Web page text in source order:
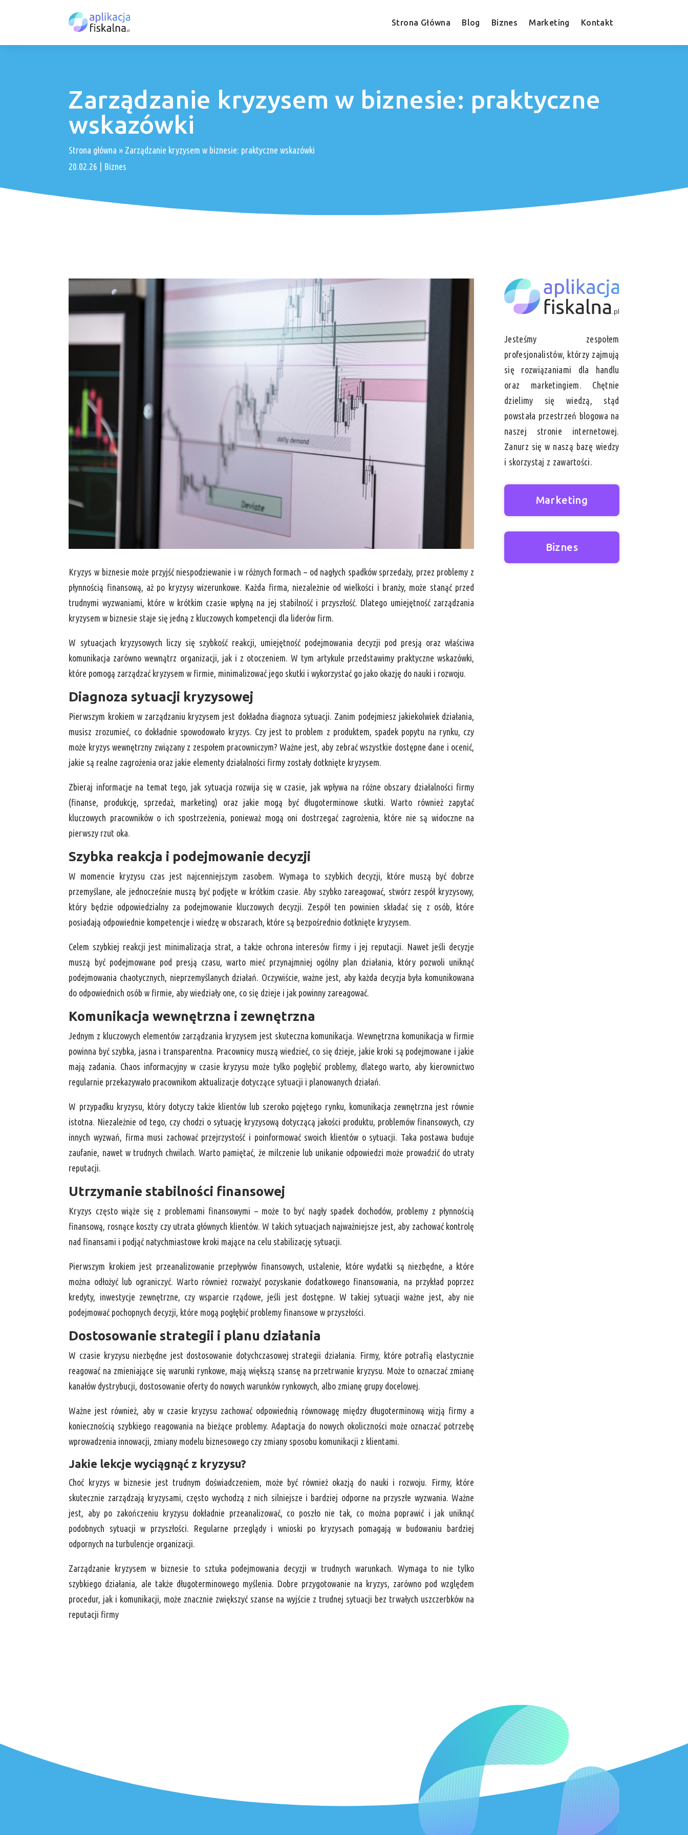
Strona Główna Blog Biznes Marketing Kontakt
Zarządzanie kryzysem w biznesie: praktyczne
wskazówki
Strona główna » Zarządzanie kryzysem w biznesie: praktyczne wskazówki
20.02.26
Biznes
Kryzys w biznesie może przyjść niespodziewanie i w różnych formach – od nagłych spadków sprzedaży, przez problemy z
płynnością finansową, aż po kryzysy wizerunkowe. Każda firma, niezależnie od wielkości i branży, może stanąć przed
trudnymi wyzwaniami, które w krótkim czasie wpłyną na jej stabilność i przyszłość. Dlatego umiejętność zarządzania
kryzysem w biznesie staje się jedną z kluczowych kompetencji dla liderów firm.
W sytuacjach kryzysowych liczy się szybkość reakcji, umiejętność podejmowania decyzji pod presją oraz właściwa
komunikacja zarówno wewnątrz organizacji, jak i z otoczeniem. W tym artykule przedstawimy praktyczne wskazówki,
które pomogą zarządzać kryzysem w firmie, minimalizować jego skutki i wykorzystać go jako okazję do nauki i rozwoju.
Diagnoza sytuacji kryzysowej
Pierwszym krokiem w zarządzaniu kryzysem jest dokładna diagnoza sytuacji. Zanim podejmiesz jakiekolwiek działania,
musisz zrozumieć, co dokładnie spowodowało kryzys. Czy jest to problem z produktem, spadek popytu na rynku, czy
może kryzys wewnętrzny związany z zespołem pracowniczym? Ważne jest, aby zebrać wszystkie dostępne dane i ocenić,
jakie są realne zagrożenia oraz jakie elementy działalności firmy zostały dotknięte kryzysem.
Zbieraj informacje na temat tego, jak sytuacja rozwija się w czasie, jak wpływa na różne obszary działalności firmy
(finanse, produkcję, sprzedaż, marketing) oraz jakie mogą być długoterminowe skutki. Warto również zapytać
kluczowych pracowników o ich spostrzeżenia, ponieważ mogą oni dostrzegać zagrożenia, które nie są widoczne na
pierwszy rzut oka.
Szybka reakcja i podejmowanie decyzji
W momencie kryzysu czas jest najcenniejszym zasobem. Wymaga to szybkich decyzji, które muszą być dobrze
przemyślane, ale jednocześnie muszą być podjęte w krótkim czasie. Aby szybko zareagować, stwórz zespół kryzysowy,
który będzie odpowiedzialny za podejmowanie kluczowych decyzji. Zespół ten powinien składać się z osób, które
posiadają odpowiednie kompetencje i wiedzę w obszarach, które są bezpośrednio dotknięte kryzysem.
Celem szybkiej reakcji jest minimalizacja strat, a także ochrona interesów firmy i jej reputacji. Nawet jeśli decyzje
muszą być podejmowane pod presją czasu, warto mieć przynajmniej ogólny plan działania, który pozwoli uniknąć
podejmowania chaotycznych, nieprzemyślanych działań. Oczywiście, ważne jest, aby każda decyzja była komunikowana
do odpowiednich osób w firmie, aby wiedziały one, co się dzieje i jak powinny zareagować.
Komunikacja wewnętrzna i zewnętrzna
Jednym z kluczowych elementów zarządzania kryzysem jest skuteczna komunikacja. Wewnętrzna komunikacja w firmie
powinna być szybka, jasna i transparentna. Pracownicy muszą wiedzieć, co się dzieje, jakie kroki są podejmowane i jakie
mają zadania. Chaos informacyjny w czasie kryzysu może tylko pogłębić problemy, dlatego warto, aby kierownictwo
regularnie przekazywało pracownikom aktualizacje dotyczące sytuacji i planowanych działań.
W przypadku kryzysu, który dotyczy także klientów lub szeroko pojętego rynku, komunikacja zewnętrzna jest równie
istotna. Niezależnie od tego, czy chodzi o sytuację kryzysową dotyczącą jakości produktu, problemów finansowych, czy
innych wyzwań, firma musi zachować przejrzystość i poinformować swoich klientów o sytuacji. Taka postawa buduje
zaufanie, nawet w trudnych chwilach. Warto pamiętać, że milczenie lub unikanie odpowiedzi może prowadzić do utraty
reputacji.
Utrzymanie stabilności finansowej
Kryzys często wiąże się z problemami finansowymi – może to być nagły spadek dochodów, problemy z płynnością
finansową, rosnące koszty czy utrata głównych klientów. W takich sytuacjach najważniejsze jest, aby zachować kontrolę
nad finansami i podjąć natychmiastowe kroki mające na celu stabilizację sytuacji.
Pierwszym krokiem jest przeanalizowanie przepływów finansowych, ustalenie, które wydatki są niezbędne, a które
można odłożyć lub ograniczyć. Warto również rozważyć pozyskanie dodatkowego finansowania, na przykład poprzez
kredyty, inwestycje zewnętrzne, czy wsparcie rządowe, jeśli jest dostępne. W takiej sytuacji ważne jest, aby nie
podejmować pochopnych decyzji, które mogą pogłębić problemy finansowe w przyszłości.
Dostosowanie strategii i planu działania
W czasie kryzysu niezbędne jest dostosowanie dotychczasowej strategii działania. Firmy, które potrafią elastycznie
reagować na zmieniające się warunki rynkowe, mają większą szansę na przetrwanie kryzysu. Może to oznaczać zmianę
kanałów dystrybucji, dostosowanie oferty do nowych warunków rynkowych, albo zmianę grupy docelowej.
Ważne jest również, aby w czasie kryzysu zachować odpowiednią równowagę między długoterminową wizją firmy a
koniecznością szybkiego reagowania na bieżące problemy. Adaptacja do nowych okoliczności może oznaczać potrzebę
wprowadzenia innowacji, zmiany modelu biznesowego czy zmiany sposobu komunikacji z klientami.
Jakie lekcje wyciągnąć z kryzysu?
Choć kryzys w biznesie jest trudnym doświadczeniem, może być również okazją do nauki i rozwoju. Firmy, które
skutecznie zarządzają kryzysami, często wychodzą z nich silniejsze i bardziej odporne na przyszłe wyzwania. Ważne
jest, aby po zakończeniu kryzysu dokładnie przeanalizować, co poszło nie tak, co można poprawić i jak uniknąć
podobnych sytuacji w przyszłości. Regularne przeglądy i wnioski po kryzysach pomagają w budowaniu bardziej
odpornych na turbulencje organizacji.
Zarządzanie kryzysem w biznesie to sztuka podejmowania decyzji w trudnych warunkach. Wymaga to nie tylko
szybkiego działania, ale także długoterminowego myślenia. Dobre przygotowanie na kryzys, zarówno pod względem
procedur, jak i komunikacji, może znacznie zwiększyć szanse na wyjście z trudnej sytuacji bez trwałych uszczerbków na
reputacji firmy
Jesteśmy zespołem
profesjonalistów, którzy zajmują
się rozwiązaniami dla handlu
oraz marketingiem. Chętnie
dzielimy się wiedzą, stąd
powstała przestrzeń blogowa na
naszej stronie internetowej.
Zanurz się w naszą bazę wiedzy
i skorzystaj z zawartości.
Marketing
Biznes